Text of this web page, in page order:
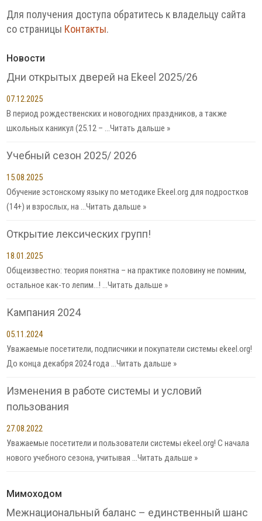
Для получения доступа обратитесь к владельцу сайта
со страницы Контакты.
Новости
Дни открытых дверей на Ekeel 2025/26
07.12.2025
В период рождественских и новогодних праздников, а также
школьных каникул (25.12 – …Читать дальше »
Учебный сезон 2025/ 2026
15.08.2025
Обучение эстонскому языку по методике Ekeel.org для подростков
(14+) и взрослых, на …Читать дальше »
Открытие лексических групп!
18.01.2025
Общеизвестно: теория понятна – на практике половину не помним,
остальное как-то лепим…! …Читать дальше »
Кампания 2024
05.11.2024
Уважаемые посетители, подписчики и покупатели системы ekeel.org!
До конца декабря 2024 года …Читать дальше »
Изменения в работе системы и условий
пользования
27.08.2022
Уважаемые посетители и пользователи системы ekeel.org! С начала
нового учебного сезона, учитывая …Читать дальше »
Мимоходом
Межнациональный баланс – единственный шанс